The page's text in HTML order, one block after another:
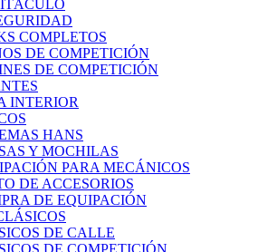
COMPLETOS
DE COMPETICIÓN
DE COMPETICIÓN
INTERIOR
HANS
Y MOCHILAS
PARA MECÁNICOS
DE ACCESORIOS
DE EQUIPACIÓN
DE CALLE
DE COMPETICIÓN